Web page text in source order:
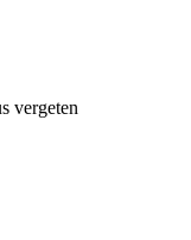
vergeten